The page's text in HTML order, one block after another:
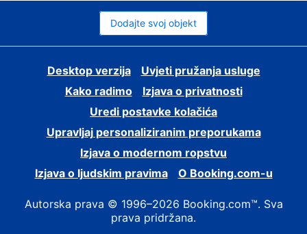
Dodajte svoj objekt
Desktop verzija
Uvjeti pružanja usluge
Kako radimo
Izjava o privatnosti
Uredi postavke kolačića
Upravljaj personaliziranim preporukama
Izjava o modernom ropstvu
Izjava o ljudskim pravima
O Booking.com-u
Autorska prava © 1996–2026 Booking.com™. Sva
prava pridržana.